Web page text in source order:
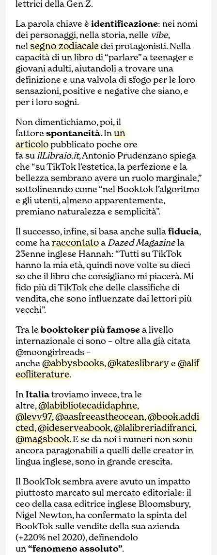
lettrici della Gen Z.
La parola chiave èidentificazione: nei nomi
dei personaggi, nella storia, nelle vibe,
nelsegno zodiacaledei protagonisti. Nella
capacità di un libro di “parlare” a teenager e
giovani adulti, aiutandoli a trovare una
definizione e una valvola di sfogo per le loro
sensazioni, positive e negative che siano, e
per i loro sogni.
Non dimentichiamo, poi, il
fattorespontaneità. Inun
articolopubblicato poche ore
fa su ilLibraio.it, Antonio Prudenzano spiega
che “su TikTok l’estetica, la perfezione e la
bellezza sembrano avere un ruolo marginale,”
sottolineando come “nel Booktok l’algoritmo
e gli utenti, almeno apparentemente,
premiano naturalezza e semplicità”.
Il successo, infine, si basa anche sullafiducia,
come haraccontatoa Dazed Magazinela
23enne inglese Hannah: “Tutti su TikTok
hanno la mia età, quindi nove volte su dieci
so che il libro che consigliano mi piacerà. Mi
fido più di TikTok che delle classifiche di
vendita, che sono influenzate dai lettori più
vecchi”.
Tra lebooktoker più famosea livello
internazionale ci sono – oltre alla già citata
@moongirlreads –
anche@abbysbooks,@kateslibrarye@alif
eofliterature.
InItaliatroviamo invece, tra le
altre,@labibliotecadidaphne,
@levv97,@aasfreeastheocean,@book.addi
cted,@ideserveabook,@lalibreriadifranci,
@magsbook. E se da noi i numeri non sono
ancora paragonabili a quelli delle creator in
lingua inglese, sono in grande crescita.
Il BookTok sembra avere avuto un impatto
piuttosto marcato sul mercato editoriale: il
ceo della casa editrice inglese Bloomsbury,
Nigel Newton, ha confermato la spinta del
BookTok sulle vendite della sua azienda
(+220% nel 2020), definendolo
un“fenomeno assoluto”.